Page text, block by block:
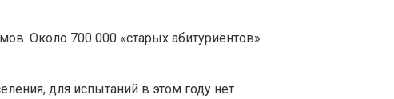
Около 700 000 «старых абитуриентов»
для испытаний в этом году нет